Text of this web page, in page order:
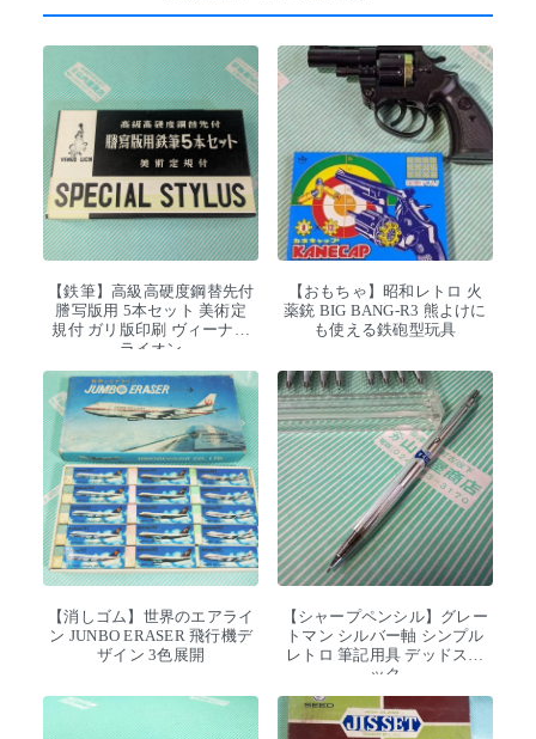
【鉄筆】高級高硬度鋼替先付
謄写版用 5本セット 美術定
規付 ガリ版印刷 ヴィーナス
ライオン
【おもちゃ】昭和レトロ 火
薬銃 BIG BANG-R3 熊よけに
も使える鉄砲型玩具
【消しゴム】世界のエアライ
ン JUNBO ERASER 飛行機デ
ザイン 3色展開
【シャープペンシル】グレー
トマン シルバー軸 シンプル
レトロ 筆記用具 デッドスト
ック